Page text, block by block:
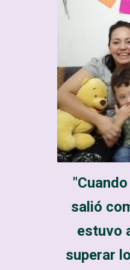
salió
estuvo
superar